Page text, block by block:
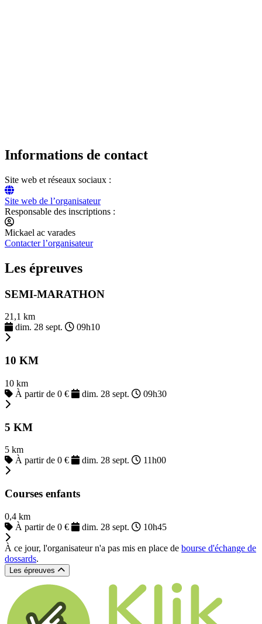
Informations de contact
Site web et réseaux sociaux :
Site web de l’organisateur
Responsable des inscriptions :
Mickael ac varades
Contacter l’organisateur
Les épreuves
SEMI-MARATHON
21,1 km
dim. 28 sept.
09h10
10 KM
10 km
À partir de 0 €
dim. 28 sept. 09h30
5 KM
5 km
À partir de 0 €
dim. 28 sept. 11h00
Courses enfants
0,4 km
À partir de 0 €
dim. 28 sept. 10h45
À ce jour, l'organisateur n'a pas mis en place de bourse d'échange de
dossards.
Les épreuves